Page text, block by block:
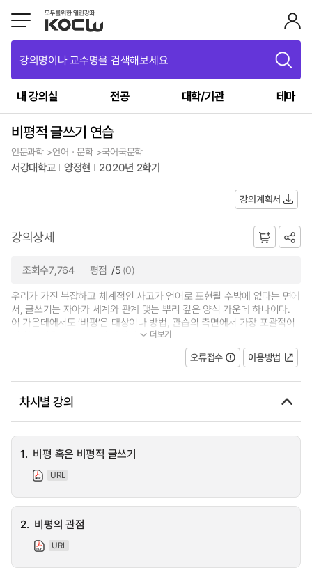
강의명이나 교수명을 검색해보세요
내 강의실 전공 대학/기관 테마
비평적 글쓰기 연습
인문과학 >언어ㆍ문학 >국어국문학
서강대학교 양정현 2020년 2학기
강의계획서
강의상세
조회수7,764 평점 /5 (0)
우리가 가진 복잡하고 체계적인 사고가 언어로 표현될 수밖에 없다는 면에
서, 글쓰기는 자아가 세계와 관계 맺는 뿌리 깊은 양식 가운데 하나이다.
이 가운데에서도 ‘비평’은 대상이나 방법, 관습의 측면에서 가장 포괄적이
며 확장성을 지닌 글쓰기 양식이다...더보기
오류접수 이용방법
차시별 강의
1. 비평 혹은 비평적 글쓰기
URL
2. 비평의 관점
URL